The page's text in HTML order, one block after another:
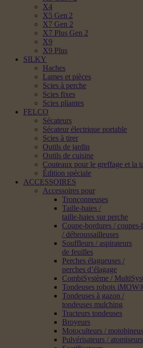
X4
X5 Gen 2
X7 Gen 2
X7 Plus Gen 2
X9
X9 Plus
SILKY
Haches
Lames et pièces
Scies à perche
Scies fixes
Scies pliantes
FELCO
Sécateurs
Sécateur électrique portable
Scies à tirer
Outils de jardin
Outils de cuisine
Couteaux pour le greffage et la
Édition spéciale
ACCESSOIRES
Accessoires pour
Tronçonneuses
Taille-haies /
taille-haies sur perche
Coupe-bordures / coupes-
/ débroussailleuses
Souffleurs / aspirateurs
de feuilles
Perches élagueuses /
perches d’élagage
CombiSystème /
Tondeuses robots
Tondeuses à gazon /
tondeuses mulching
Tracteurs tondeuses
Broyeurs
Motoculteurs /
Pulvérisateurs / atomiseurs